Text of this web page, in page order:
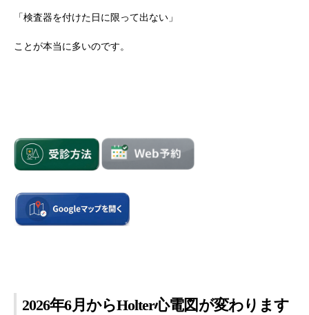
「検査器を付けた日に限って出ない」
ことが本当に多いのです。
2026年6月からHolter心電図が変わります